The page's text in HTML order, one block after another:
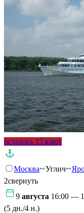
осталось 15 кают
Москва Углич
2свернуть
9 августа 16:00 —
(5 дн./4 н.)